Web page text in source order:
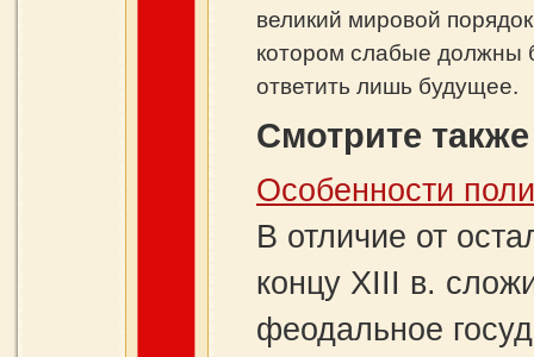
великий мировой
котором слабые должны
ответить лишь будущее.
Смотрите также
Особенности
В отличие от
концу XIII в.
феодальное